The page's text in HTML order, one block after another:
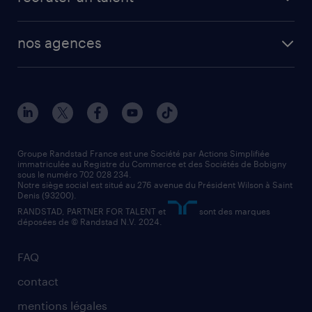
manutentionnaire
assistant administratif
comptable
solutions opérationnelles
contact entreprise
faq intérim / recrutement
nos agences
nos agences par ville
nos agences par région
nos cabinets de recrutement
FAQ
contact
mentions légales
Groupe Randstad France est une Société par Actions Simplifiée
immatriculée au Registre du Commerce et des Sociétés de Bobigny
sous le numéro 702 028 234.
Notre siège social est situé au 276 avenue du Président Wilson à Saint
Denis (93200).
RANDSTAD, PARTNER FOR TALENT et
sont des marques
déposées de © Randstad N.V. 2024.